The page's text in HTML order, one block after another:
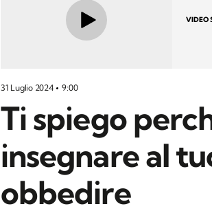
VIDEO
31 Luglio 2024 9:00
Ti spiego
insegnare al
obbedire